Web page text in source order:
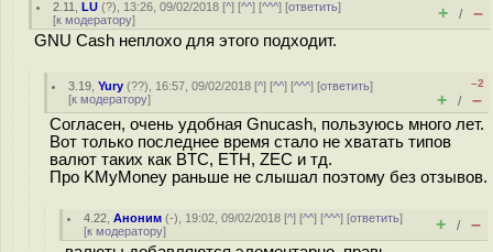
2.11 ,LU (?), 13:26, 09/02/2018 [^] [^^] [^^^] [ответить]
[к модератору] + / –
GNU Cash неплохо для этого подходит.
3.19 ,Yury (??), 16:57, 09/02/2018 [^] [^^] [^^^] [ответить]
[к модератору]
–2
+ / –
Согласен, очень удобная Gnucash, пользуюсь много лет.
Вот только последнее время стало не хватать типов
валют таких как BTC, ETH, ZEC и тд.
Про KMyMoney раньше не слышал поэтому без отзывов.
4.22 ,Аноним (-), 19:02, 09/02/2018 [^] [^^] [^^^] [ответить]
[к модератору] + / –